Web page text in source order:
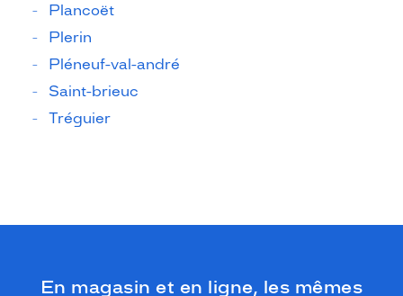
Plancoët
Plerin
Pléneuf-val-andré
Saint-brieuc
Tréguier
En magasin et en ligne, les mêmes